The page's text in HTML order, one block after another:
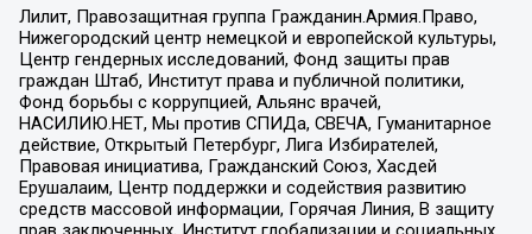
Лилит, Правозащитная группа Гражданин.Армия.Право,
Нижегородский центр немецкой и европейской культуры,
Центр гендерных исследований, Фонд защиты прав
граждан Штаб, Институт права и публичной политики,
Фонд борьбы с коррупцией, Альянс врачей,
НАСИЛИЮ.НЕТ, Мы против СПИДа, СВЕЧА, Гуманитарное
действие, Открытый Петербург, Лига Избирателей,
Правовая инициатива, Гражданский Союз, Хасдей
Ерушалаим, Центр поддержки и содействия развитию
средств массовой информации, Горячая Линия, В защиту